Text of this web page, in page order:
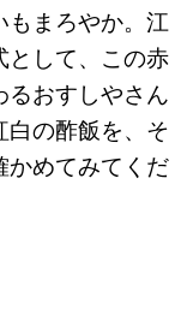
もまろやか。江
として、この赤
おすしやさん
白の酢飯を、そ
かめてみてくだ